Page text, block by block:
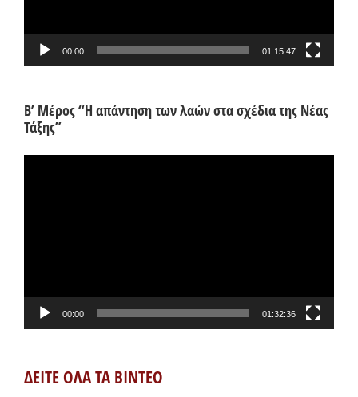
00:00 01:15:47
Β’ Μέρος “Η απάντηση των λαών στα σχέδια της Νέας
Τάξης”
00:00 01:32:36
ΔΕΙΤΕ ΟΛΑ ΤΑ ΒΙΝΤΕΟ